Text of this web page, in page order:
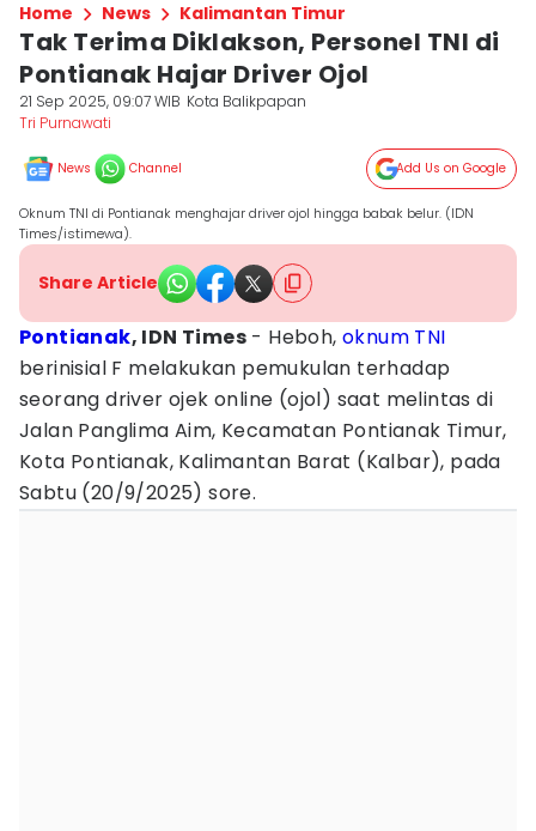
Home News Kalimantan Timur
Tak Terima Diklakson, Personel TNI di
Pontianak Hajar Driver Ojol
21 Sep 2025, 09:07 WIB Kota Balikpapan
Tri Purnawati
News Channel Add Us on Google
Oknum TNI di Pontianak menghajar driver ojol hingga babak belur. (IDN
Times/istimewa).
Share Article
Pontianak, IDN Times - Heboh,oknum TNI
berinisial F melakukan pemukulan terhadap
seorang driver ojek online (ojol) saat melintas di
Jalan Panglima Aim, Kecamatan Pontianak Timur,
Kota Pontianak, Kalimantan Barat (Kalbar), pada
Sabtu (20/9/2025) sore.